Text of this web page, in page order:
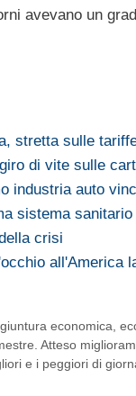
avevano un
stretta sulle
di vite sulle
industria auto
sistema sanitario
crisi
all'America
economica ,
Atteso
e i peggiori di